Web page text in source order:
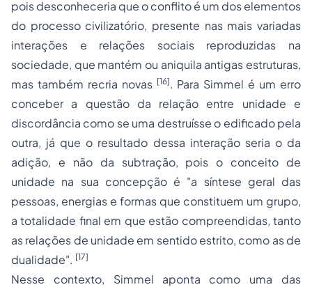
pois desconheceria que o conflito é um dos elementos
do processo civilizatório, presente nas mais variadas
interações e relações sociais reproduzidas na
sociedade, que mantém ou aniquila antigas estruturas,
mas também recria novas [16]. Para Simmel é um erro
conceber a questão da relação entre unidade e
discordância como se uma destruísse o edificado pela
outra, já que o resultado dessa interação seria o da
adição, e não da subtração, pois o conceito de
unidade na sua concepção é "a síntese geral das
pessoas, energias e formas que constituem um grupo,
a totalidade final em que estão compreendidas, tanto
as relações de unidade em sentido estrito, como as de
dualidade". [17]
Nesse contexto, Simmel aponta como uma das